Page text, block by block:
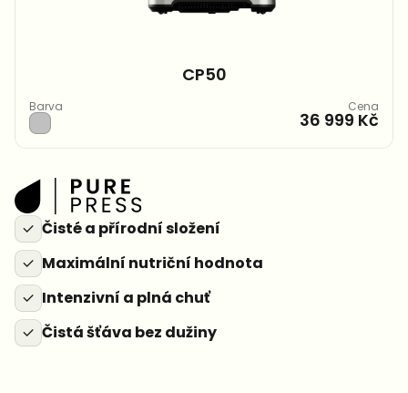
Čisté a přírodní složení
Maximální nutriční hodnota
Intenzivní a plná chuť
Čistá šťáva bez dužiny
CP50
Barva Cena
36 999 Kč